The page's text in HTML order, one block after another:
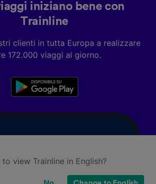
iniziano bene con
Trainline
clienti in tutta Europa a realizzare
172.000 viaggi al giorno.
view Trainline in English?